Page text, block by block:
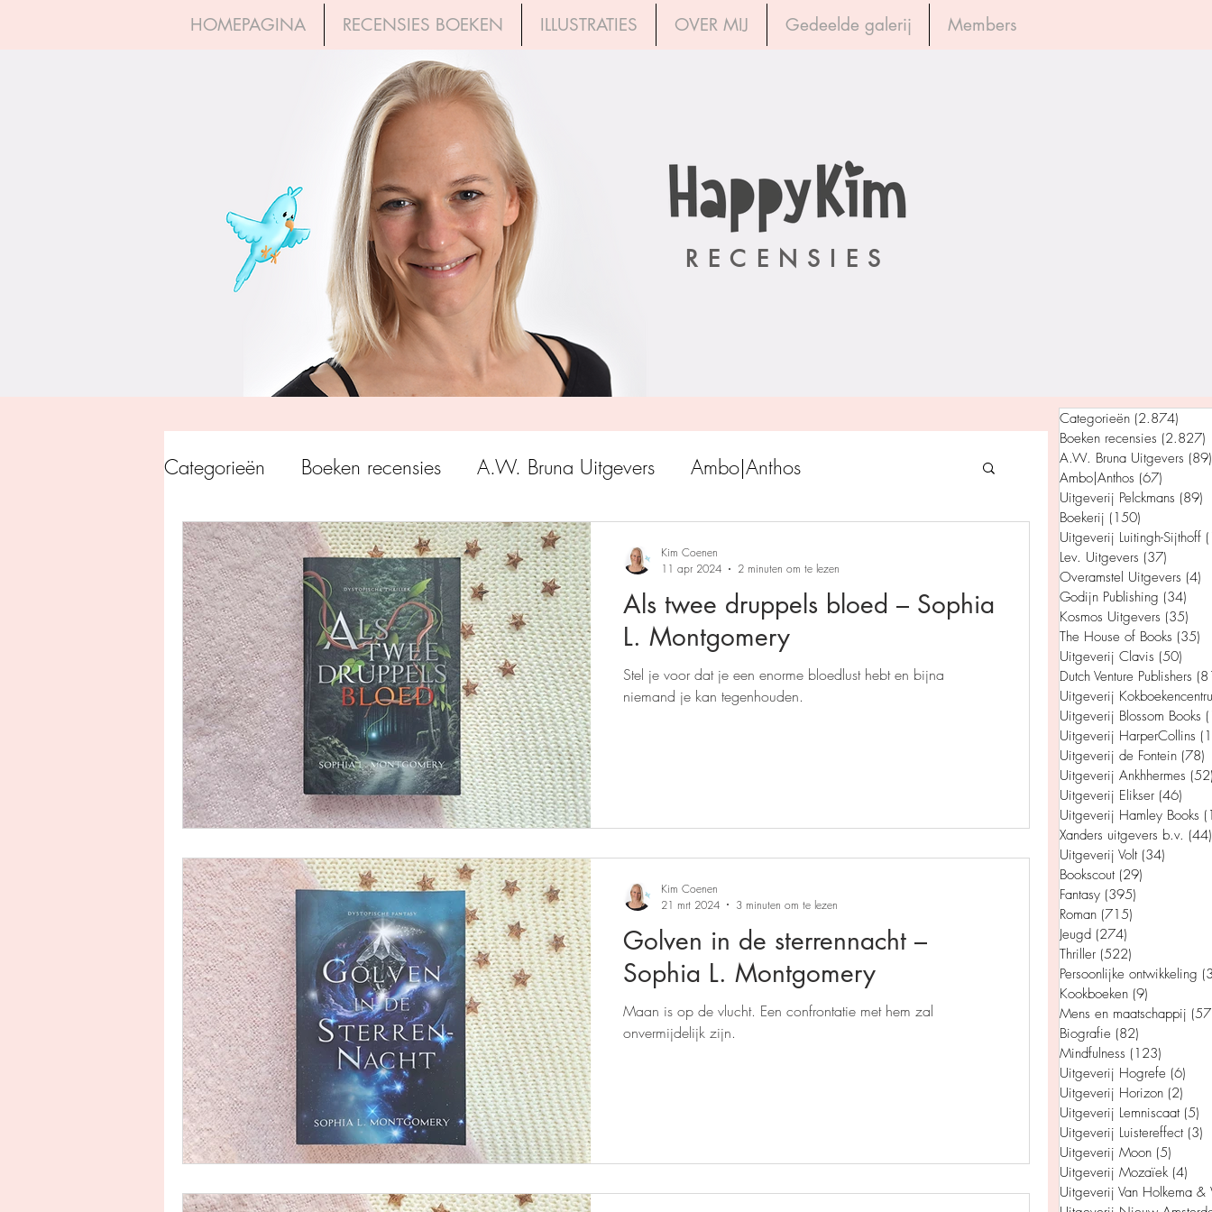
HOMEPAGINA RECENSIES BOEKEN ILLUSTRATIES OVER MIJ Gedeelde galerij Members
RECENSIES
Categorieën Boeken recensies A.W. Bruna Uitgevers Ambo|Anthos
Uitgeverij Pelckmans Boekerij Uitgeverij Luitingh-Sijthoff
Overamstel Uitgevers Godijn Publishing Kosmos Uitgevers The House of Books
Uitgeverij Clavis Dutch Venture Publishers Uitgeverij Kokboekencentrum
Uitgeverij Blossom Books Uitgeverij HarperCollins
Uitgeverij Ankhhermes Uitgeverij Elikser Uitgeverij Hamley Books
Xanders uitgevers b.v. Uitgeverij Volt Bookscout Fantasy Roman
Thriller Persoonlijke ontwikkeling Kookboeken Mens en maatschappij
Als twee druppels bloed – Sophia
L. Montgomery
Stel je voor dat je een enorme bloedlust hebt en bijna
niemand je kan tegenhouden.
Kim Coenen
11 apr 2024
2 minuten om te lezen
Golven in de sterrennacht –
Sophia L. Montgomery
Maan is op de vlucht. Een confrontatie met hem zal
onvermijdelijk zijn.
Kim Coenen
21 mrt 2024
3 minuten om te lezen
Categorieën (2.874)
Boeken recensies (2.827)
A.W. Bruna Uitgevers (89)
Ambo|Anthos (67)
Uitgeverij Pelckmans (89)
Boekerij (150)
Uitgeverij Luitingh-Sijthoff
Lev. Uitgevers (37)
Overamstel Uitgevers (4)
Godijn Publishing (34)
Kosmos Uitgevers (35)
The House of Books (35)
Uitgeverij Clavis (50)
Dutch Venture Publishers
Uitgeverij
Uitgeverij Blossom Books
Uitgeverij HarperCollins
Uitgeverij de Fontein (78)
Uitgeverij Ankhhermes
Uitgeverij Elikser (46)
Uitgeverij Hamley Books
Xanders uitgevers b.v. (44)
Uitgeverij Volt (34)
Bookscout (29)
Fantasy (395)
Roman (715)
Jeugd (274)
Thriller (522)
Persoonlijke ontwikkeling
Kookboeken (9)
Mens en maatschappij
Biografie (82)
Mindfulness (123)
Uitgeverij Hogrefe (6)
Uitgeverij Horizon (2)
Uitgeverij Lemniscaat (5)
Uitgeverij Luistereffect (3)
Uitgeverij Moon (5)
Uitgeverij Mozaïek (4)